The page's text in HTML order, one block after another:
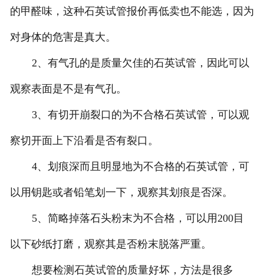
的甲醛味，这种石英试管报价再低卖也不能选，因为
对身体的危害是真大。
2、有气孔的是质量欠佳的石英试管，因此可以
观察表面是不是有气孔。
3、有切开崩裂口的为不合格石英试管，可以观
察切开面上下沿看是否有裂口。
4、划痕深而且明显地为不合格的石英试管，可
以用钥匙或者铅笔划一下，观察其划痕是否深。
5、简略掉落石头粉末为不合格，可以用200目
以下砂纸打磨，观察其是否粉末脱落严重。
想要检测石英试管的质量好坏，方法是很多